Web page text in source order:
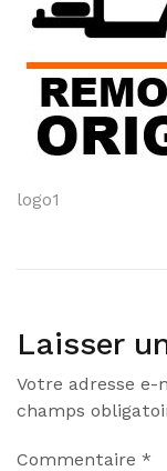
logo1
Laisser
Votre adresse e-
champs
Commentaire *